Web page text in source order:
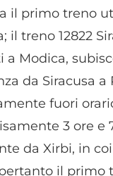
il primo treno
il treno 12822
a Modica,
da Siracusa
fuori
3 ore e
da Xirbi, in
il primo